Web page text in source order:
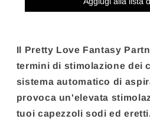
PARTNER PARTNER
Il Pretty Love Fantasy
termini di stimolazione dei
sistema automatico di
provoca un'elevata
tuoi capezzoli sodi ed